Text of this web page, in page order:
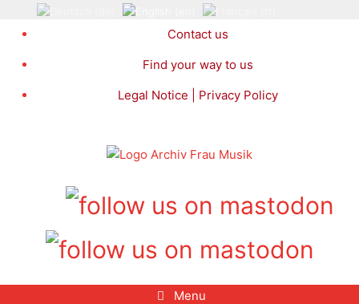
Contact us
Find your way to us
Legal Notice | Privacy Policy
Menu